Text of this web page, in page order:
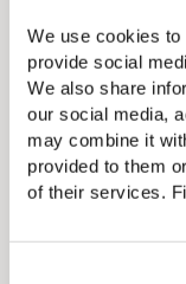
We use cookies
provide social
We also share
our social media,
may combine it
provided to them
of their services.
WiFi